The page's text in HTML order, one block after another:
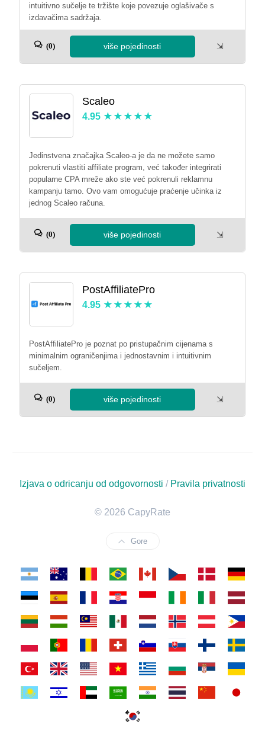
intuitivno sučelje te tržište koje povezuje oglašivače s
izdavačima sadržaja.
(0) više pojedinosti ⇲
Scaleo
4.95
Jedinstvena značajka Scaleo-a je da ne možete samo
pokrenuti vlastiti affiliate program, već također integrirati
popularne CPA mreže ako ste već pokrenuli reklamnu
kampanju tamo. Ovo vam omogućuje praćenje učinka iz
jednog Scaleo računa.
(0) više pojedinosti ⇲
PostAffiliatePro
4.95
PostAffiliatePro je poznat po pristupačnim cijenama s
minimalnim ograničenjima i jednostavnim i intuitivnim
sučeljem.
(0) više pojedinosti ⇲
Izjava o odricanju od odgovornosti / Pravila privatnosti
© 2026 CapyRate
Gore